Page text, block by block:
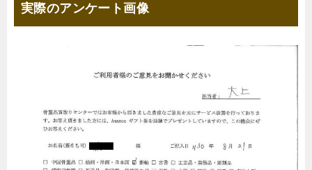
実際のアンケート画像